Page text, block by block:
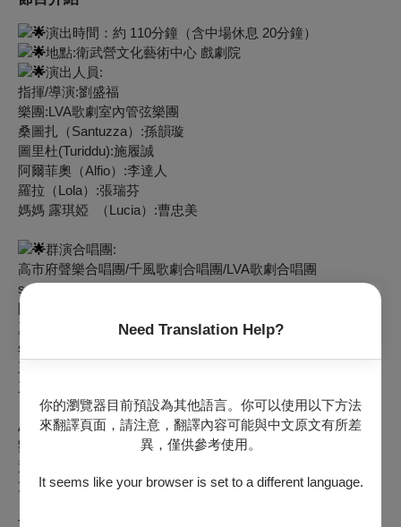
Need Translation Help?
你的瀏覽器目前預設為其他語言。你可以使用以下方法
來翻譯頁面，請注意，翻譯內容可能與中文原文有所差
異，僅供參考使用。
It seems like your browser is set to a different language.
演出時間 ：約 110分鐘（含中場休息 20分鐘）
地點:衛武營文化藝術中心 戲劇院
演出人員:
指揮/導演:劉盛福
樂團:LVA歌劇室內管弦樂團
桑圖扎（Santuzza）:孫韻璇
圖里杜(Turiddu):施履誠
阿爾菲奧（Alfio）:李達人
羅拉（Lola）:張瑞芬
媽媽 露琪婭 （Lucia）:曹忠美
群演合唱團:
高市府聲樂合唱團/千風歌劇合唱團/LVA歌劇合唱團
sop1
夏雪梅 黃郁婷 張嘉瑩 張婉淳 李曉珍
sop2
王曼嘉 鄧沅宜 許寧真 蔡心月 陳玟妏
王金玲 陳伸如 陳綺 張玉珍
Alto
劉以琳 陳銘珍 陳美玉 梁麗娟 曹忠美 盧美珠
黃麗儀 徐舒嫺 林昕 張雅庭 鄭𣶶瓊 張瑛珍
方淑華 林桂岑 黃佩莉 何嘉儷 林秀麗 黃文葆